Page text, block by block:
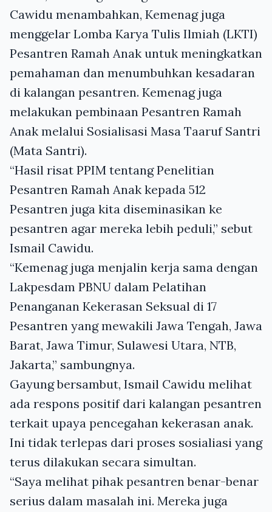
Cawidu menambahkan, Kemenag juga
menggelar Lomba Karya Tulis Ilmiah (LKTI)
Pesantren Ramah Anak untuk meningkatkan
pemahaman dan menumbuhkan kesadaran
di kalangan pesantren. Kemenag juga
melakukan pembinaan Pesantren Ramah
Anak melalui Sosialisasi Masa Taaruf Santri
(Mata Santri).
“Hasil risat PPIM tentang Penelitian
Pesantren Ramah Anak kepada 512
Pesantren juga kita diseminasikan ke
pesantren agar mereka lebih peduli,” sebut
Ismail Cawidu.
“Kemenag juga menjalin k⁠erja sama dengan
Lakpesdam PBNU dalam Pelatihan
Penanganan Kekerasan Seksual di 17
Pesantren yang mewakili Jawa Tengah, Jawa
Barat, Jawa Timur, Sulawesi Utara, NTB,
Jakarta,” sambungnya.
Gayung bersambut, Ismail Cawidu melihat
ada respons positif dari kalangan pesantren
terkait upaya pencegahan kekerasan anak.
Ini tidak terlepas dari proses sosialiasi yang
terus dilakukan secara simultan.
“Saya melihat pihak pesantren benar-benar
serius dalam masalah ini. Mereka juga